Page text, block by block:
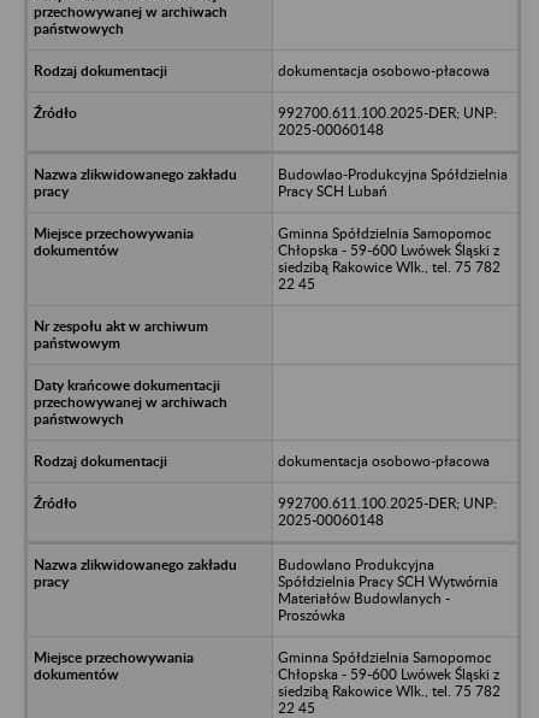
dokumentacja osobowo-płacowa
992700.611.100.2025-DER; UNP:
2025-00060148
Budowlao-Produkcyjna Spółdzielnia
Pracy SCH Lubań
Gminna Spółdzielnia Samopomoc
Chłopska - 59-600 Lwówek Śląski z
siedzibą Rakowice Wlk., tel. 75 782
22 45
dokumentacja osobowo-płacowa
992700.611.100.2025-DER; UNP:
2025-00060148
Budowlano Produkcyjna
Spółdzielnia Pracy SCH Wytwórnia
Materiałów Budowlanych -
Proszówka
Gminna Spółdzielnia Samopomoc
Chłopska - 59-600 Lwówek Śląski z
siedzibą Rakowice Wlk., tel. 75 782
22 45